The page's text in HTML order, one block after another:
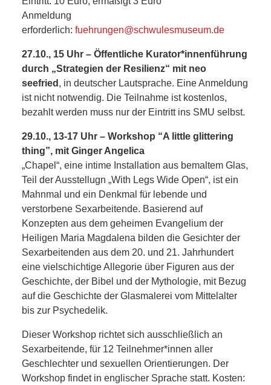
KONTAKT
Anmeldung
erforderlich: fuehrungen@schwulesmuseum.de
27.10., 15 Uhr – Öffentliche Kurator*innenführung
durch „Strategien der Resilienz“ mit neo
seefried , in deutscher Lautsprache. Eine Anmeldung
ist nicht notwendig. Die Teilnahme ist kostenlos,
bezahlt werden muss nur der Eintritt ins SMU selbst.
29.10., 13-17 Uhr – Workshop “A little glittering
thing”, mit Ginger Angelica
„Chapel“, eine intime Installation aus bemaltem Glas,
Teil der Ausstellugn „With Legs Wide Open“, ist ein
Mahnmal und ein Denkmal für lebende und
verstorbene Sexarbeitende. Basierend auf
Konzepten aus dem geheimen Evangelium der
Heiligen Maria Magdalena bilden die Gesichter der
Sexarbeitenden aus dem 20. und 21. Jahrhundert
eine vielschichtige Allegorie über Figuren aus der
Geschichte, der Bibel und der Mythologie, mit Bezug
auf die Geschichte der Glasmalerei vom Mittelalter
bis zur Psychedelik.
Dieser Workshop richtet sich ausschließlich an
Sexarbeitende, für 12 Teilnehmer*innen aller
Geschlechter und sexuellen Orientierungen. Der
Workshop findet in englischer Sprache statt. Kosten: